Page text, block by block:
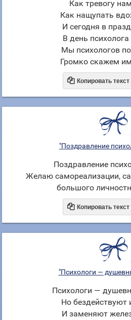
Как тревогу
Как нащупать
И сегодня в
В день
Мы психологов
Громко скажем
 Копировать текст
"Поздравление
Поздравление
Желаю самореализации,
большого
 Копировать текст
"Психологи —
Психологи —
Но бездействуют
И заменяют